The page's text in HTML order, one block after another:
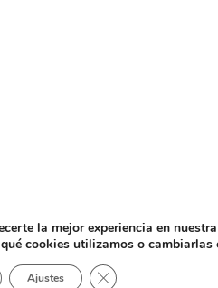
la mejor experiencia en
qué cookies utilizamos o
Ajustes Cerrar el banner de